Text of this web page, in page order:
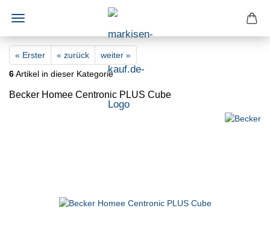
« Erster « zurück
weiter »
6Artikel in dieser Kategorie
Becker Homee Centronic PLUS Cube